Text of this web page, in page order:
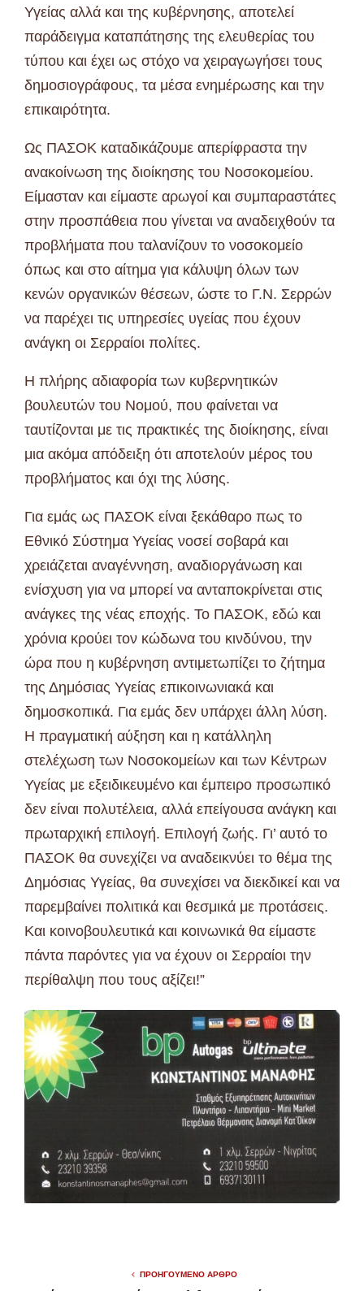
Υγείας αλλά και της κυβέρνησης, αποτελεί
παράδειγμα καταπάτησης της ελευθερίας του
τύπου και έχει ως στόχο να χειραγωγήσει τους
δημοσιογράφους, τα μέσα ενημέρωσης και την
επικαιρότητα.
Ως ΠΑΣΟΚ καταδικάζουμε απερίφραστα την
ανακοίνωση της διοίκησης του Νοσοκομείου.
Είμασταν και είμαστε αρωγοί και συμπαραστάτες
στην προσπάθεια που γίνεται να αναδειχθούν τα
προβλήματα που ταλανίζουν το νοσοκομείο
όπως και στο αίτημα για κάλυψη όλων των
κενών οργανικών θέσεων, ώστε το Γ.Ν. Σερρών
να παρέχει τις υπηρεσίες υγείας που έχουν
ανάγκη οι Σερραίοι πολίτες.
Η πλήρης αδιαφορία των κυβερνητικών
βουλευτών του Νομού, που φαίνεται να
ταυτίζονται με τις πρακτικές της διοίκησης, είναι
μια ακόμα απόδειξη ότι αποτελούν μέρος του
προβλήματος και όχι της λύσης.
Για εμάς ως ΠΑΣΟΚ είναι ξεκάθαρο πως το
Εθνικό Σύστημα Υγείας νοσεί σοβαρά και
χρειάζεται αναγέννηση, αναδιοργάνωση και
ενίσχυση για να μπορεί να ανταποκρίνεται στις
ανάγκες της νέας εποχής. Το ΠΑΣΟΚ, εδώ και
χρόνια κρούει τον κώδωνα του κινδύνου, την
ώρα που η κυβέρνηση αντιμετωπίζει το ζήτημα
της Δημόσιας Υγείας επικοινωνιακά και
δημοσκοπικά. Για εμάς δεν υπάρχει άλλη λύση.
Η πραγματική αύξηση και η κατάλληλη
στελέχωση των Νοσοκομείων και των Κέντρων
Υγείας με εξειδικευμένο και έμπειρο προσωπικό
δεν είναι πολυτέλεια, αλλά επείγουσα ανάγκη και
πρωταρχική επιλογή. Επιλογή ζωής. Γι’ αυτό το
ΠΑΣΟΚ θα συνεχίζει να αναδεικνύει το θέμα της
Δημόσιας Υγείας, θα συνεχίσει να διεκδικεί και να
παρεμβαίνει πολιτικά και θεσμικά με προτάσεις.
Και κοινοβουλευτικά και κοινωνικά θα είμαστε
πάντα παρόντες για να έχουν οι Σερραίοι την
περίθαλψη που τους αξίζει!”
ΠΡΟΗΓΟΎΜΕΝΟ ΆΡΘΡΟ